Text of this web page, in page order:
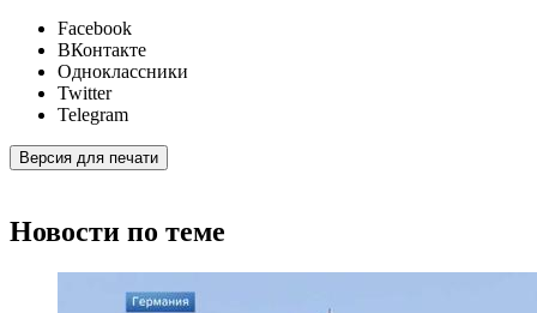
Facebook
ВКонтакте
Одноклассники
Twitter
Telegram
Версия для печати
Новости по теме